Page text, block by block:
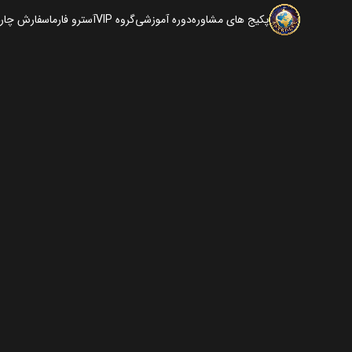
پکیج های مشاورهدوره آموزشیگروه VIP آسترو فارماسفارش